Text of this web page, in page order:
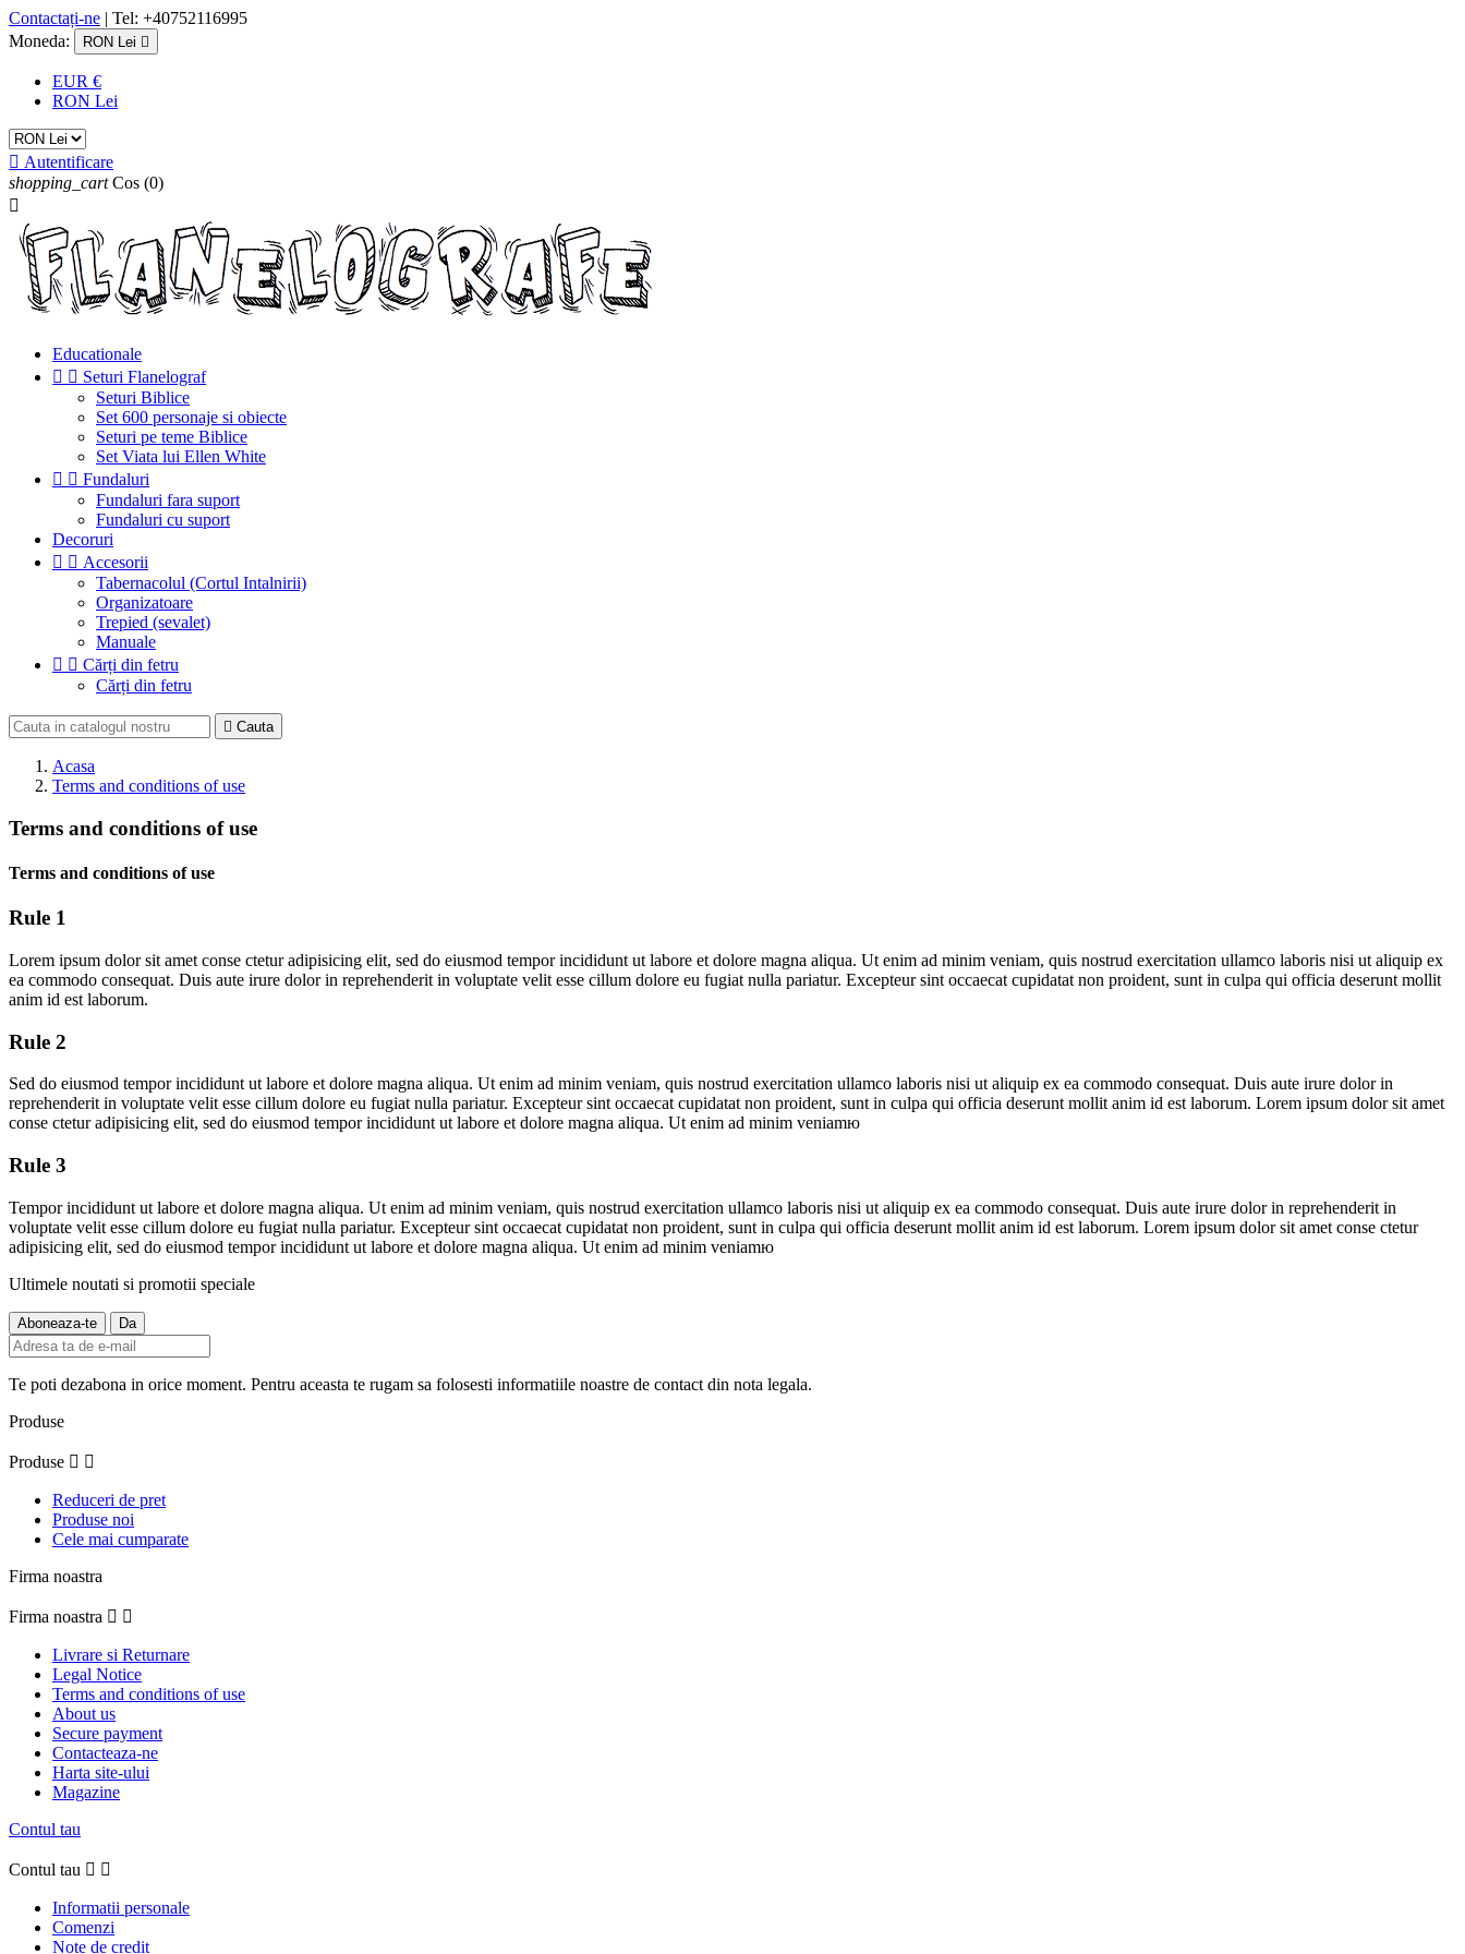
Contactați-ne | Tel: +40752116995
Moneda:
RON Lei 
EUR €
RON Lei
 Autentificare
shopping_cart Cos (0)

Educationale
  Seturi Flanelograf
Seturi Biblice
Set 600 personaje si obiecte
Seturi pe teme Biblice
Set Viata lui Ellen White
  Fundaluri
Fundaluri fara suport
Fundaluri cu suport
Decoruri
  Accesorii
Tabernacolul (Cortul Intalnirii)
Organizatoare
Trepied (sevalet)
Manuale
  Cărți din fetru
Cărți din fetru
 Cauta
Acasa
Terms and conditions of use
Terms and conditions of use
Terms and conditions of use
Rule 1
Lorem ipsum dolor sit amet conse ctetur adipisicing elit, sed do eiusmod tempor incididunt ut labore et dolore magna aliqua. Ut enim ad minim veniam, quis nostrud exercitation ullamco laboris nisi ut aliquip ex
ea commodo consequat. Duis aute irure dolor in reprehenderit in voluptate velit esse cillum dolore eu fugiat nulla pariatur. Excepteur sint occaecat cupidatat non proident, sunt in culpa qui officia deserunt mollit
anim id est laborum.
Rule 2
Sed do eiusmod tempor incididunt ut labore et dolore magna aliqua. Ut enim ad minim veniam, quis nostrud exercitation ullamco laboris nisi ut aliquip ex ea commodo consequat. Duis aute irure dolor in
reprehenderit in voluptate velit esse cillum dolore eu fugiat nulla pariatur. Excepteur sint occaecat cupidatat non proident, sunt in culpa qui officia deserunt mollit anim id est laborum. Lorem ipsum dolor sit amet
conse ctetur adipisicing elit, sed do eiusmod tempor incididunt ut labore et dolore magna aliqua. Ut enim ad minim veniamю
Rule 3
Tempor incididunt ut labore et dolore magna aliqua. Ut enim ad minim veniam, quis nostrud exercitation ullamco laboris nisi ut aliquip ex ea commodo consequat. Duis aute irure dolor in reprehenderit in
voluptate velit esse cillum dolore eu fugiat nulla pariatur. Excepteur sint occaecat cupidatat non proident, sunt in culpa qui officia deserunt mollit anim id est laborum. Lorem ipsum dolor sit amet conse ctetur
adipisicing elit, sed do eiusmod tempor incididunt ut labore et dolore magna aliqua. Ut enim ad minim veniamю
Ultimele noutati si promotii speciale
Te poti dezabona in orice moment. Pentru aceasta te rugam sa folosesti informatiile noastre de contact din nota legala.
Produse
Produse  
Reduceri de pret
Produse noi
Cele mai cumparate
Firma noastra
Firma noastra  
Livrare si Returnare
Legal Notice
Terms and conditions of use
About us
Secure payment
Contacteaza-ne
Harta site-ului
Magazine
Contul tau
Contul tau  
Informatii personale
Comenzi
Note de credit